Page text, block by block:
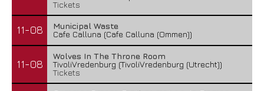
Tickets
11-08
Municipal Waste
Cafe Calluna (Cafe Calluna (Ommen))
11-08
Wolves In The Throne Room
TivoliVredenburg (TivoliVredenburg (Utrecht))
Tickets